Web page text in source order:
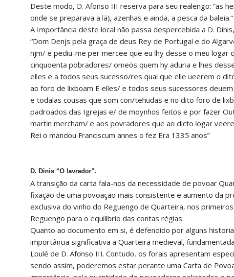
Deste modo, D. Afonso III reserva para seu realengo: “as
onde se preparava a lã), azenhas e ainda, a pesca da baleia.”
A Importância deste local não passa despercebida a D.
“Dom Denjs pela graça de deus Rey de Portugal e do
njm/ e pediu-me per mercee que eu lhy desse o meu
cinquoenta pobradores/ omeõs quem hy aduria e lhes
elles e a todos seus sucesso/res qual que elle ueerem o
ao foro de lixboam E elles/ e todos seus sucessores
e todalas cousas que som con/tehudas e no dito foro de
padroados das Igrejas e/ de moynhos feitos e por fazer
martin mercham/ e aos povradores que ao dicto logar
Rei o mandou Franciscum annes o fez Era 1335 anos”
D. Dinis “O lavrador”.
A transição da carta fala-nos da necessidade de povoar
fixação de uma povoação mais consistente e aumento da
exclusiva do vinho do Reguengo de Quarteira, nos
Reguengo para o equilíbrio das contas régias.
Quanto ao documento em si, é defendido por alguns
importância significativa a Quarteira medieval,
Loulé de D. Afonso III. Contudo, os forais apresentam
sendo assim, poderemos estar perante uma Carta de